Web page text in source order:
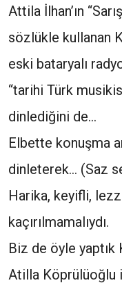
Attila İlhan’ın
sözlükle kullanan
eski bataryalı
“tarihi Türk
dinlediğini de…
Elbette konuşma
dinleterek… (Saz
Harika, keyifli,
kaçırılmamalıydı.
Biz de öyle
Atilla Köprülüoğlu